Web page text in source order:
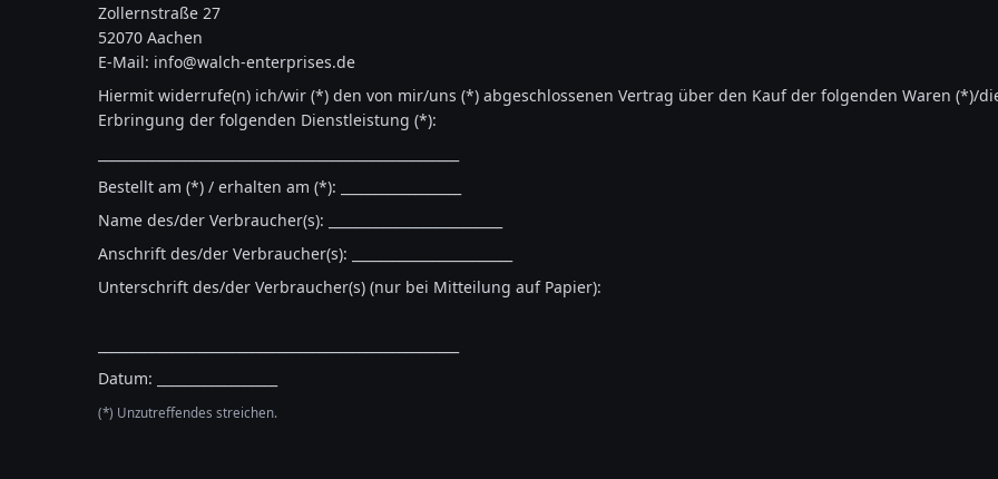
Zollernstraße 27
52070 Aachen
E-Mail: info@walch-enterprises.de
Hiermit widerrufe(n) ich/wir (*) den von mir/uns (*) abgeschlossenen Vertrag über den Kauf der folgenden Waren (*)/
Erbringung der folgenden Dienstleistung (*):
Bestellt am (*) / erhalten am (*): __________________
Name des/der Verbraucher(s): __________________________
Anschrift des/der Verbraucher(s): ________________________
Unterschrift des/der Verbraucher(s) (nur bei Mitteilung auf Papier):
Datum: __________________
(*) Unzutreffendes streichen.